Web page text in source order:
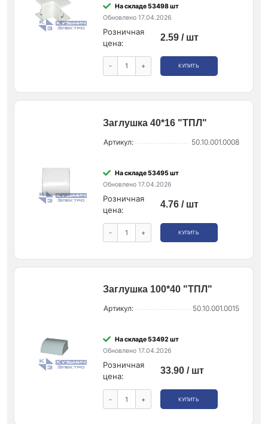
На складе 53498 шт
Обновлено 17.04.2026
Розничная
цена:
2.59 / шт
- + КУПИТЬ
Заглушка 40*16 "ТПЛ"
Артикул: 50.10.001.0008
На складе 53495 шт
Обновлено 17.04.2026
Розничная
цена:
4.76 / шт
- + КУПИТЬ
Заглушка 100*40 "ТПЛ"
Артикул: 50.10.001.0015
На складе 53492 шт
Обновлено 17.04.2026
Розничная
цена:
33.90 / шт
- + КУПИТЬ